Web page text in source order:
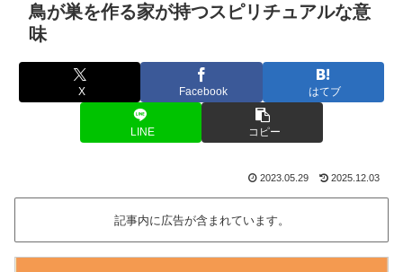
鳥が巣を作る家が持つスピリチュアルな意
味
X Facebook はてブ
LINE コピー
2023.05.29 2025.12.03
記事内に広告が含まれています。